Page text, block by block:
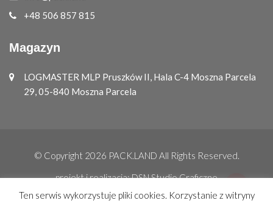
+48 506 857 815
Magazyn
LOGMASTER MLP Pruszków II, Hala C-4 Moszna Parcela
29, 05-840 Moszna Parcela
© Copyright 2026 PACK.LAND All Rights Reserved.
projekt i realizacja:DSN Studio Graficzne
Ten serwis wykorzystuje pliki cookies. Korzystanie z witryny